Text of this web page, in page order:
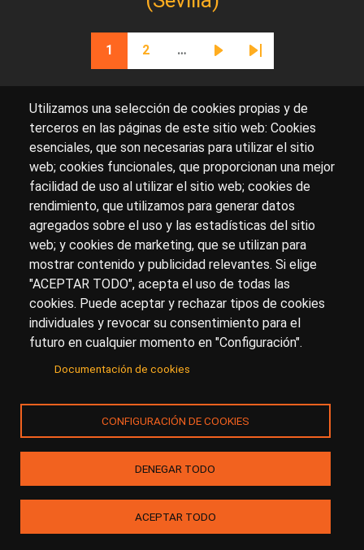
Paginación
Página actual
1
Página
2 …
Siguiente página
Última página
Sobre artehistoria.com
Para ponerte en contacto con nosotros, escríbenos en
el formulario decontacto
Accesibilidad
Aviso Legal Privacidad
Utilizamos una selección de cookies propias y de
terceros en las páginas de este sitio web: Cookies
esenciales, que son necesarias para utilizar el sitio
web; cookies funcionales, que proporcionan una mejor
facilidad de uso al utilizar el sitio web; cookies de
rendimiento, que utilizamos para generar datos
agregados sobre el uso y las estadísticas del sitio
web; y cookies de marketing, que se utilizan para
mostrar contenido y publicidad relevantes. Si elige
"ACEPTAR TODO", acepta el uso de todas las
cookies. Puede aceptar y rechazar tipos de cookies
individuales y revocar su consentimiento para el
futuro en cualquier momento en "Configuración".
Documentación de cookies
CONFIGURACIÓN DE COOKIES
DENEGAR TODO
ACEPTAR TODO
© Copyright 2017.arteHistoria&Toools, S.Lo sus
licenciantes son los propietarios de todos los derechos
de propiedad intelectual e industrial de:
(a) este sitio web publicado bajo el dominio
(b) todo el material publicado en artehistoria.com
(incluyendo, sin limitación, textos, imágenes, fotografías,
dibujos, música, marcas o logotipos, estructura y diseño
de la composición de cada una de las páginas
individuales que componen la totalidad del sitio,
combinaciones de colores, códigos fuentes de los
programas que generan la composición de las páginas,
software necesario para su funcionamiento, acceso y
uso